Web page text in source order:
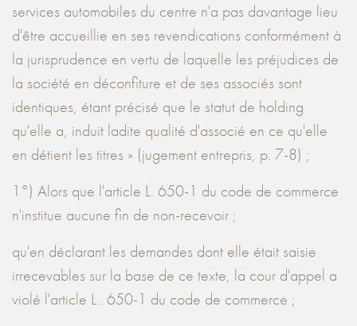
services automobiles du centre n'a pas davantage lieu
d'être accueillie en ses revendications conformément à
la jurisprudence en vertu de laquelle les préjudices de
la société en déconfiture et de ses associés sont
identiques, étant précisé que le statut de holding
qu'elle a, induit ladite qualité d'associé en ce qu'elle
en détient les titres » (jugement entrepris, p. 7-8) ;
1°) Alors que l'article L. 650-1 du code de commerce
n'institue aucune fin de non-recevoir ;
qu'en déclarant les demandes dont elle était saisie
irrecevables sur la base de ce texte, la cour d'appel a
violé l'article L.. 650-1 du code de commerce ;